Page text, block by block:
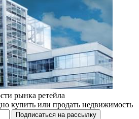
рынка ретейла
купить или продать недвижимость